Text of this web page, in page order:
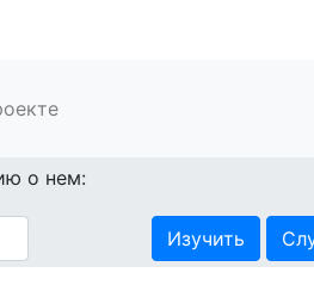
о нем:
Изучить